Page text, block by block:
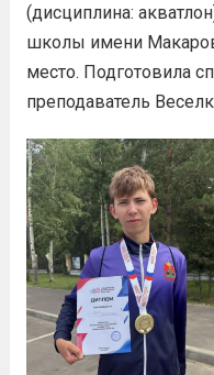
(дисциплина:
школы имени
место. Подготовила
преподаватель